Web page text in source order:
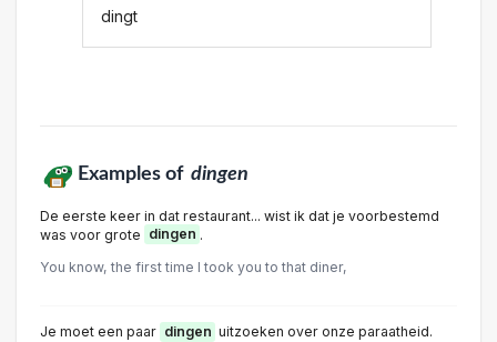
dingt
Examples of dingen
De eerste keer in dat restaurant... wist ik dat je voorbestemd
was voor grote dingen .
You know, the first time I took you to that diner,
Je moet een paar dingen uitzoeken over onze paraatheid.